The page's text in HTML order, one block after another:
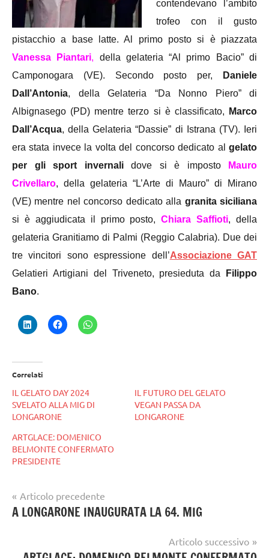
contendevano l’ambito
trofeo con il gusto
pistacchio a base latte. Al primo posto si è piazzata
Vanessa Piantari, della gelateria “Al primo Bacio” di
Camponogara (VE). Secondo posto per,
Daniele
Dall’Antonia, della Gelateria “Da Nonno Piero” di
Albignasego (PD) mentre terzo si è classificato,
Marco
Dall’Acqua, della Gelateria “Dassie” di Istrana (TV). Ieri
era stata invece la volta del concorso dedicato al gelato
per gli sport invernalidove si è imposto
Mauro
Crivellaro, della gelateria “L’Arte di Mauro” di Mirano
(VE) mentre nel concorso dedicato alla granita siciliana
si è aggiudicata il primo posto,Chiara Saffioti, della
gelateria Granitiamo di Palmi (Reggio Calabria). Due dei
tre vincitori sono espressione dell’Associazione GAT
Gelatieri Artigiani del Triveneto, presieduta da
Filippo
Bano.
Correlati
IL GELATO DAY 2024
SVELATO ALLA MIG DI
LONGARONE
IL FUTURO DEL GELATO
VEGAN PASSA DA
LONGARONE
ARTGLACE: DOMENICO
BELMONTE CONFERMATO
PRESIDENTE
gelatieri,
gelataio
Navigazione
articoli
Articolo precedente
A LONGARONE INAUGURATA LA 64. MIG
Articolo successivo